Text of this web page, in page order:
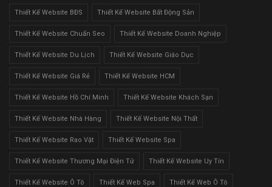
Thiết Kế Website BĐS Thiết Kế Website Bất Động Sản
Thiết Kế Website Chuẩn Seo Thiết Kế Website Doanh Nghiệp
Thiết Kế Website Du Lịch Thiết Kế Website Giáo Dục
Thiết Kế Website Giá Rẻ Thiết Kế Website HCM
Thiết Kế Website Hồ Chí Minh Thiết Kế Website Khách Sạn
Thiết Kế Website Nhà Hàng Thiết Kế Website Nội Thất
Thiết Kế Website Rao Vặt Thiết Kế Website Spa
Thiết Kế Website Thương Mại Điện Tử Thiết Kế Website Uy Tín
Thiết Kế Website Ô Tô Thiết Kế Web Spa Thiết Kế Web Ô Tô